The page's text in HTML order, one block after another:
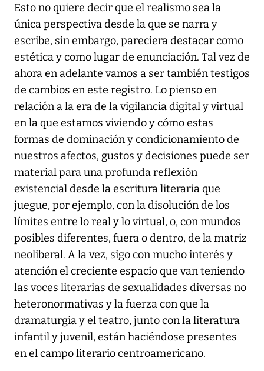
Esto no quiere decir que el realismo sea la
única perspectiva desde la que se narra y
escribe, sin embargo, pareciera destacar como
estética y como lugar de enunciación. Tal vez de
ahora en adelante vamos a ser también testigos
de cambios en este registro. Lo pienso en
relación a la era de la vigilancia digital y virtual
en la que estamos viviendo y cómo estas
formas de dominación y condicionamiento de
nuestros afectos, gustos y decisiones puede ser
material para una profunda reflexión
existencial desde la escritura literaria que
juegue, por ejemplo, con la disolución de los
límites entre lo real y lo virtual, o, con mundos
posibles diferentes, fuera o dentro, de la matriz
neoliberal. A la vez, sigo con mucho interés y
atención el creciente espacio que van teniendo
las voces literarias de sexualidades diversas no
heteronormativas y la fuerza con que la
dramaturgia y el teatro, junto con la literatura
infantil y juvenil, están haciéndose presentes
en el campo literario centroamericano.